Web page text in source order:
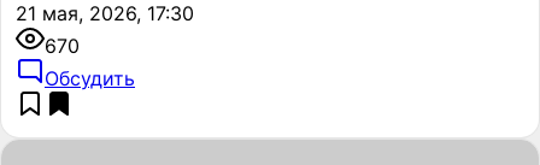
21 мая, 2026, 17:30
670
Обсудить